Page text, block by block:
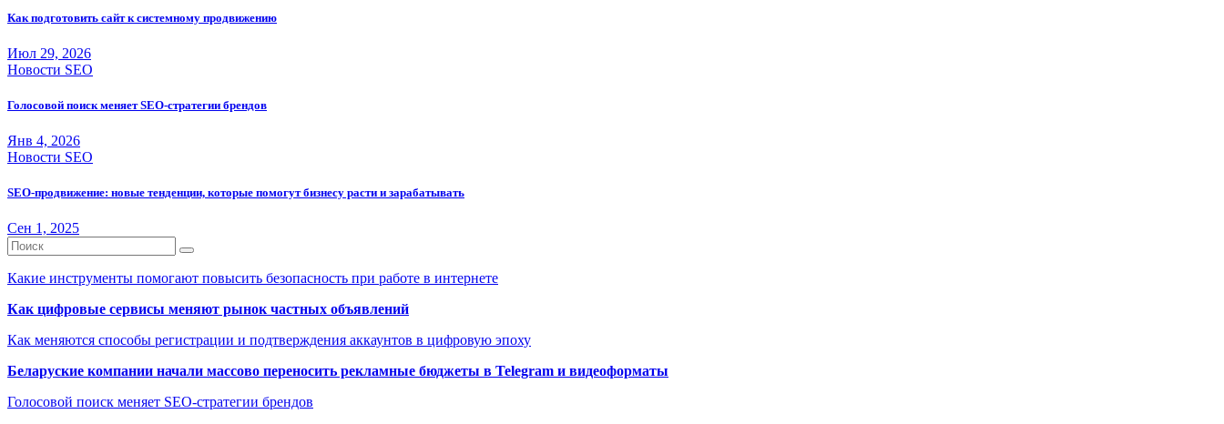
Как подготовить сайт к системному продвижению
Июл 29, 2026
Новости SEO
Голосовой поиск меняет SEO-стратегии брендов
Янв 4, 2026
Новости SEO
SEO-продвижение: новые тенденции, которые помогут бизнесу расти и зарабатывать
Сен 1, 2025
Какие инструменты помогают повысить безопасность при работе в интернете
Как цифровые сервисы меняют рынок частных объявлений
Как меняются способы регистрации и подтверждения аккаунтов в цифровую эпоху
Беларуские компании начали массово переносить рекламные бюджеты в Telegram и видеоформаты
Голосовой поиск меняет SEO-стратегии брендов